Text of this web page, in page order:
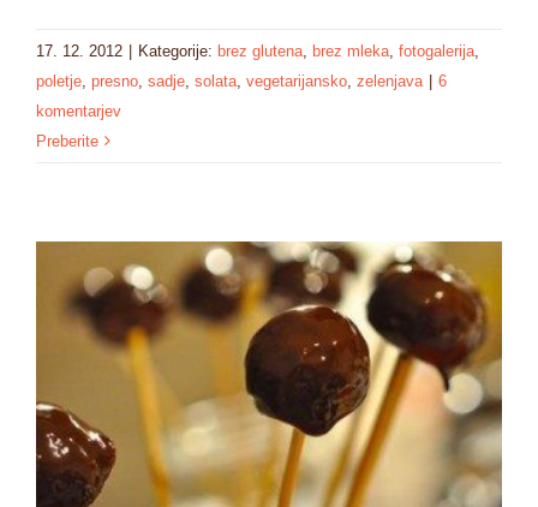
17. 12. 2012 | Kategorije: brez glutena brez mleka fotogalerija
poletje presno sadje solata vegetarijansko zelenjava | 6
komentarjev
Preberite